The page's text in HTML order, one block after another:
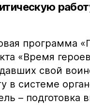
программа
«Время
свой
в системе
– подготовка